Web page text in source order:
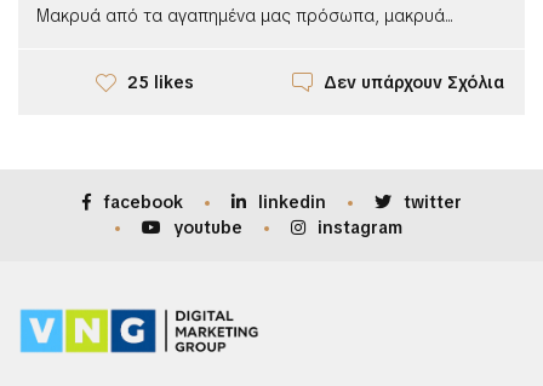
Μακρυά από τα αγαπημένα μας πρόσωπα, μακρυά...
25 likes Δεν υπάρχουν Σχόλια
facebook linkedin
twitter
youtube
instagram